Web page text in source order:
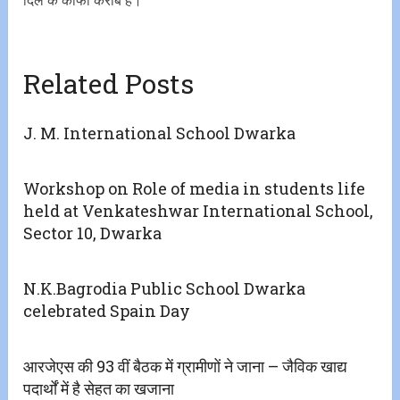
Related Posts
J. M. International School Dwarka
Workshop on Role of media in students life
held at Venkateshwar International School,
Sector 10, Dwarka
N.K.Bagrodia Public School Dwarka
celebrated Spain Day
आरजेएस की 93 वीं बैठक में ग्रामीणों ने जाना – जैविक खाद्य
पदार्थों में है सेहत का खजाना